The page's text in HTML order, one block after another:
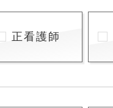
正看護師